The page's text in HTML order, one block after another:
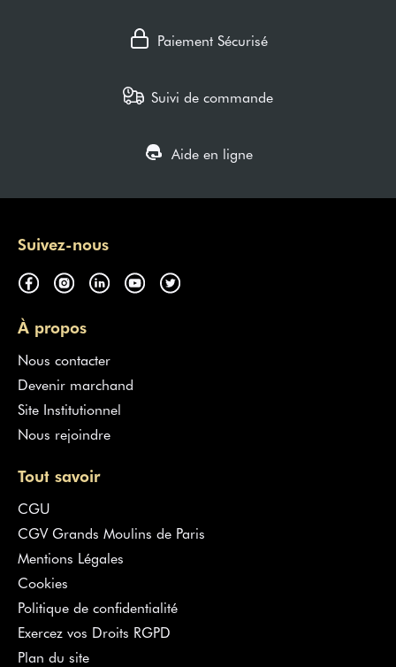
Paiement Sécurisé
Suivi de commande
Aide en ligne
Suivez-nous
À propos
Nous contacter
Devenir marchand
Site Institutionnel
Nous rejoindre
Tout savoir
CGU
CGV Grands Moulins de Paris
Mentions Légales
Cookies
Politique de confidentialité
Exercez vos Droits RGPD
Plan du site